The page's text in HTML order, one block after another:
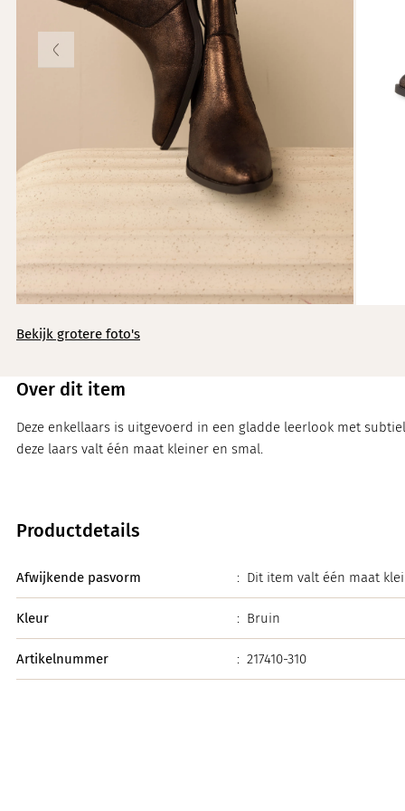
Natuurlijke
Bekijk grotere foto's
Over dit item
Deze enkellaars is uitgevoerd in een gladde leerlook met
deze laars valt één maat kleiner en smal.
Productdetails
Afwijkende pasvorm : Dit item valt één maat
Kleur : Bruin
Artikelnummer : 217410-310